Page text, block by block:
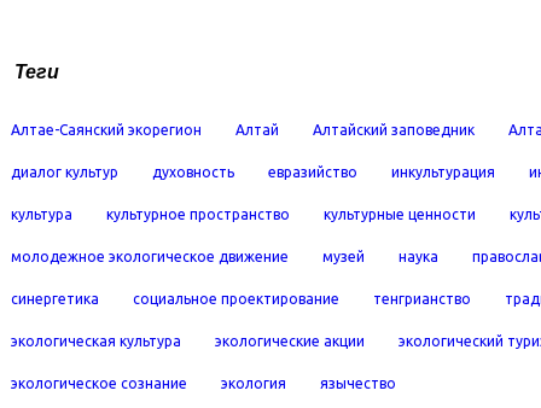
Теги
Алтае-Саянский экорегион Алтай Алтайский заповедник
диалог культур духовность евразийство инкультурация
культура культурное пространство культурные ценности
молодежное экологическое движение музей наука
синергетика социальное проектирование тенгрианство
экологическая культура экологические акции экологический
экологическое сознание экология язычество